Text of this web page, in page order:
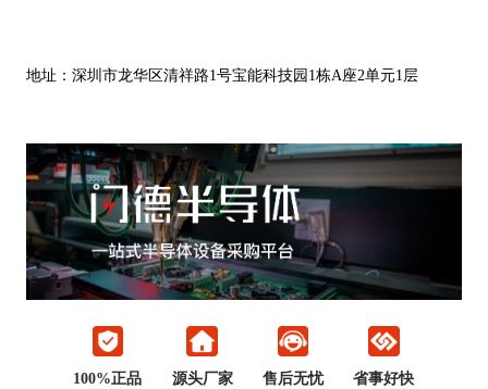
地址：深圳市龙华区清祥路1号宝能科技园1栋A座2单元1层
100%正品 源头厂家 售后无忧 省事好快